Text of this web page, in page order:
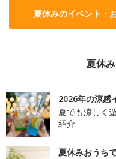
夏休みのイベント・
夏休
2026年の涼感
夏でも涼しく
紹介
夏休みおうち